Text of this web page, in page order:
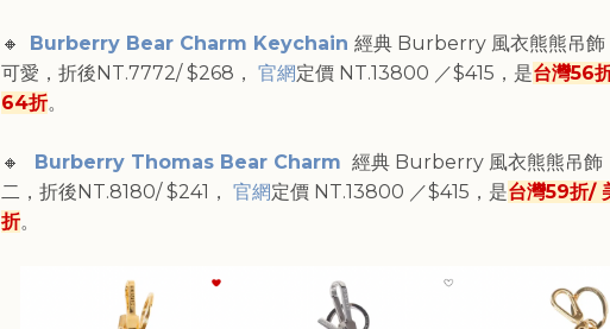
🔸 Burberry Bear Charm Keychain 經典 Burberry 風衣熊熊吊飾
可愛，折後NT.7772/ $268， 官網定價 NT.13800 ／$415，是台灣56
64折。
🔸 Burberry Thomas Bear Charm 經典 Burberry 風衣熊熊吊飾
二 ， 折後NT.8180/ $241 ， 官網定價 NT.13800 ／$415，是台灣59折/
折。